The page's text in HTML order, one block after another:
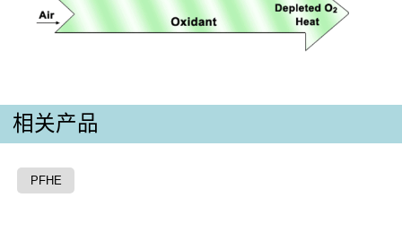
相关产品
PFHE